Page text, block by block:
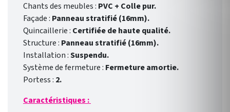
Chants des meubles : PVC + Colle pur.
Façade : Panneau stratifié (16mm).
Quincaillerie : Certifiée de haute qualité.
Structure : Panneau stratifié (16mm).
Installation :Suspendu.
Système de fermeture : Fermeture amortie.
Portess : 2.
Caractéristiques :